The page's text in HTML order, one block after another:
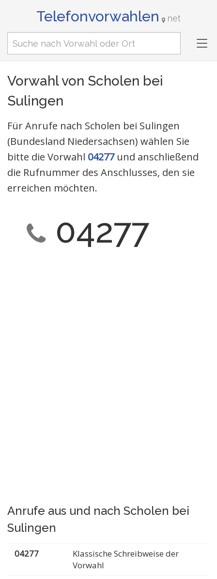
Telefonvorwahlen net
Vorwahl von Scholen bei
Sulingen
Für Anrufe nach Scholen bei Sulingen
(Bundesland Niedersachsen) wählen Sie
bitte die Vorwahl 04277und anschließend
die Rufnummer des Anschlusses, den sie
erreichen möchten.
04277
Anrufe aus und nach Scholen bei
Sulingen
04277
Klassische Schreibweise der
Vorwahl